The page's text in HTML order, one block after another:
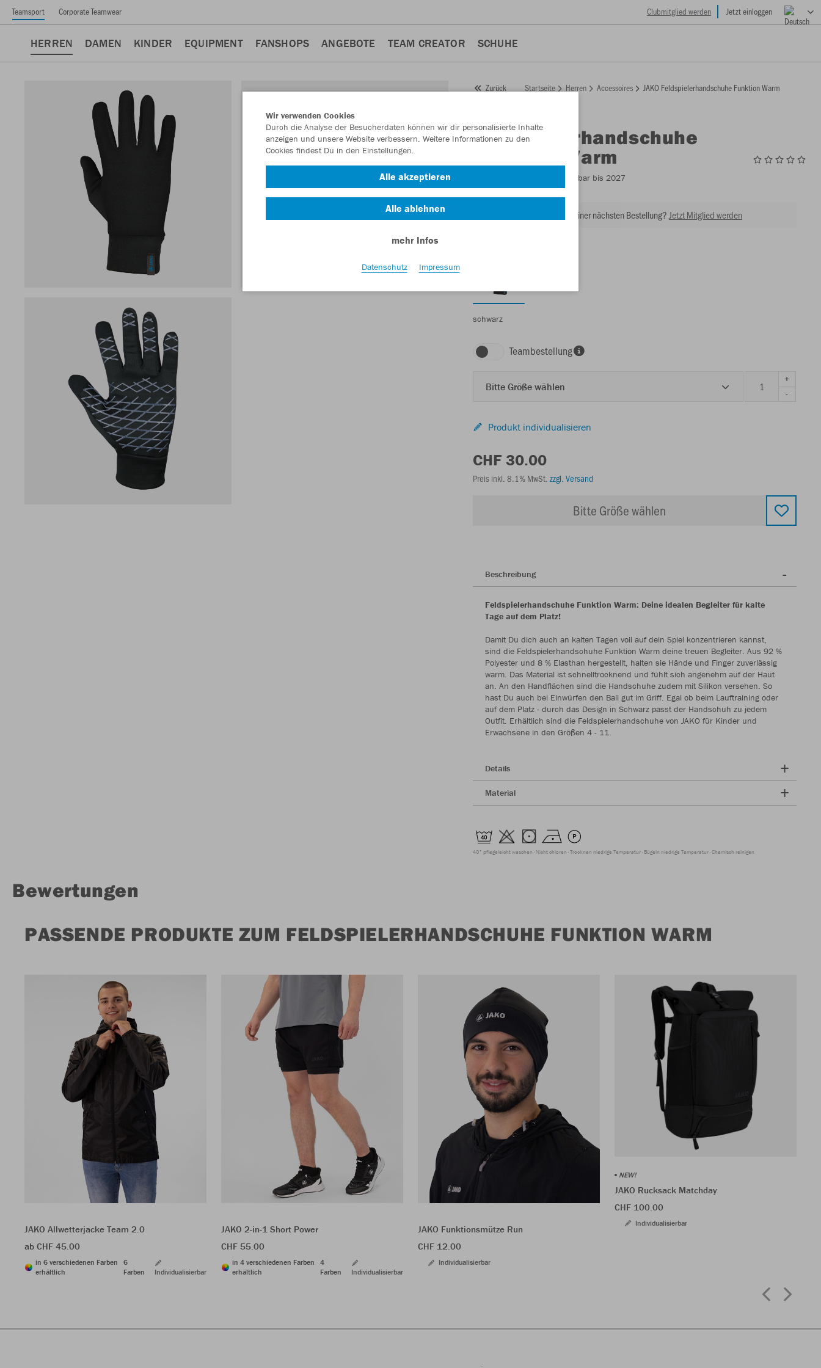
Teamsport Corporate Teamwear Clubmitglied werden Jetzt einloggen
HERREN DAMEN KINDER EQUIPMENT FANSHOPS ANGEBOTE TEAM CREATOR SCHUHE
Zurück Startseite Herren Accessoires JAKO Feldspielerhandschuhe Funktion Warm
Feldspielerhandschuhe
Funktion Warm
- Lieferbar bis 2027
Lust auf 30% Rabatt bei Deiner nächsten Bestellung? Jetzt Mitglied werden
schwarz
Teambestellung
Bitte Größe wählen
+
-
Produkt individualisieren
CHF 30.00
Preis inkl. 8.1% MwSt. zzgl. Versand
Bitte Größe wählen
Beschreibung
Feldspielerhandschuhe Funktion Warm: Deine idealen Begleiter für kalte
Tage auf dem Platz!
Damit Du dich auch an kalten Tagen voll auf dein Spiel konzentrieren kannst,
sind die Feldspielerhandschuhe Funktion Warm deine treuen Begleiter. Aus 92 %
Polyester und 8 % Elasthan hergestellt, halten sie Hände und Finger zuverlässig
warm. Das Material ist schnelltrocknend und fühlt sich angenehm auf der Haut
an. An den Handflächen sind die Handschuhe zudem mit Silikon versehen. So
hast Du auch bei Einwürfen den Ball gut im Griff. Egal ob beim Lauftraining oder
auf dem Platz - durch das Design in Schwarz passt der Handschuh zu jedem
Outfit. Erhältlich sind die Feldspielerhandschuhe von JAKO für Kinder und
Erwachsene in den Größen 4 - 11.
Details
Material
40° pflegeleicht waschen Nicht chloren Trocknen niedrige Temperatur Bügeln niedrige Temperatur Chemisch reinigen
Bewertungen
PASSENDE PRODUKTE ZUM FELDSPIELERHANDSCHUHE FUNKTION WARM
JAKO Allwetterjacke Team 2.0
ab CHF 45.00
in 6 verschiedenen Farben
erhältlich
6
Farben
Individualisierbar
JAKO 2-in-1 Short Power
CHF 55.00
in 4 verschiedenen Farben
erhältlich
4
Farben
Individualisierbar
JAKO Funktionsmütze Run
CHF 12.00
Individualisierbar
NEW!
JAKO Rucksack Matchday
CHF 100.00
Individualisierbar
Wir verwenden Cookies
Durch die Analyse der Besucherdaten können wir dir personalisierte Inhalte
anzeigen und unsere Website verbessern. Weitere Informationen zu den
Cookies findest Du in den Einstellungen.
Alle akzeptieren
Alle ablehnen
mehr Infos
Datenschutz Impressum